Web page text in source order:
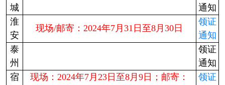
城
通知
淮
安
现场/邮寄：2024年7月31日至8月30日
领证
通知
泰
州
领证
通知
宿
现场：2024年7月23日至8月9日；邮寄：
领证